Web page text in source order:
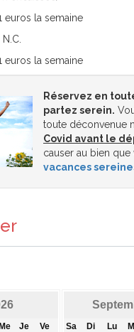
euros la semaine
N.C.
euros la semaine
Réservez en
partez serein.
toute déconvenue
Covid avant le
causer au bien que
vacances
Me Je Ve Sa Di Lu